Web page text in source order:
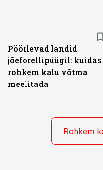
Pöörlevad landid
jõeforellipüügil: kuidas
rohkem kalu võtma
meelitada
Rohkem